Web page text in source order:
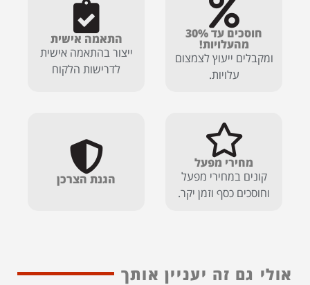
חוסכים עד 30%
מהעלויות!
ומקבלים ייעוץ לצמצום
עלויות.
התאמה אישית
ייצור בהתאמה אישית
לדרישות הלקוח
מחירי מפעל
קונים במחירי מפעל
וחוסכים כסף וזמן יקר.
הגנת הצרכן
אולי גם זה יעניין אותך